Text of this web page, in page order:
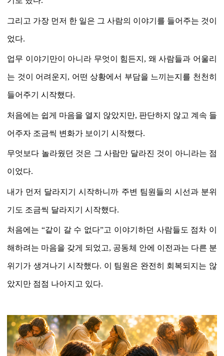
그리고 가장 먼저 한 일은 그 사람의 이야기를 들어주는 것이
었다.
업무 이야기만이 아니라 무엇이 힘든지 , 왜 사람들과 어울리
는 것이 어려운지 , 어떤 상황에서 부담을 느끼는지를 천천히
들어주기 시작했다.
처음에는 쉽게 마음을 열지 않았지만, 판단하지 않고 계속 들
어주자 조금씩 변화가 보이기 시작했다.
무엇보다 놀라웠던 것은 그 사람만 달라진 것이 아니라는 점
이었다.
내가 먼저 달라지기 시작하니까 주변 팀원들의 시선과 분위
기도 조금씩 달라지기 시작했다.
처음에는 “같이 갈 수 없다”고 이야기하던 사람들도 점차 이
해하려는 마음을 갖게 되었고, 공동체 안에 이전과는 다른 분
위기가 생겨나기 시작했다. 이 팀원은 완전히 회복되지는 않
았지만 점점 나아지고 있다.